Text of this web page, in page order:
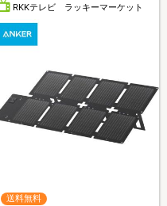
RKKテレビ ラッキーマーケット
送料無料